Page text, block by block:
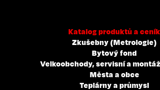
Katalog produktů a ceník
Zkušebny (Metrologie)
Bytový fond
Velkoobchody, servisní a
Města a obce
Teplárny a průmysl